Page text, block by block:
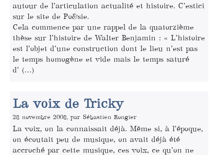
autour de l’articulation actualité et histoire. C’estici
sur le site de Po&sie.
Cela commence par une rappel de la quatorzième
thèse sur l’histoire de Walter Benjamin : « L’histoire
est l’objet d’une construction dont le lieu n’est pas
le temps homogène et vide mais le temps saturé
d’ (…)
La voix de Tricky
28 novembre 2008, par Sébastien Rongier
La voix, on la connaissait déjà. Même si, à l’époque,
on écoutait peu de musique, on avait déjà été
accroché par cette musique, ces voix, ce qu’on ne